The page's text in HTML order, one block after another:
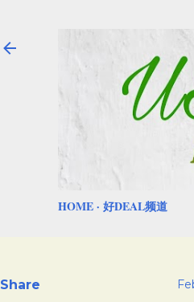
HOME 好DEAL频道
Share